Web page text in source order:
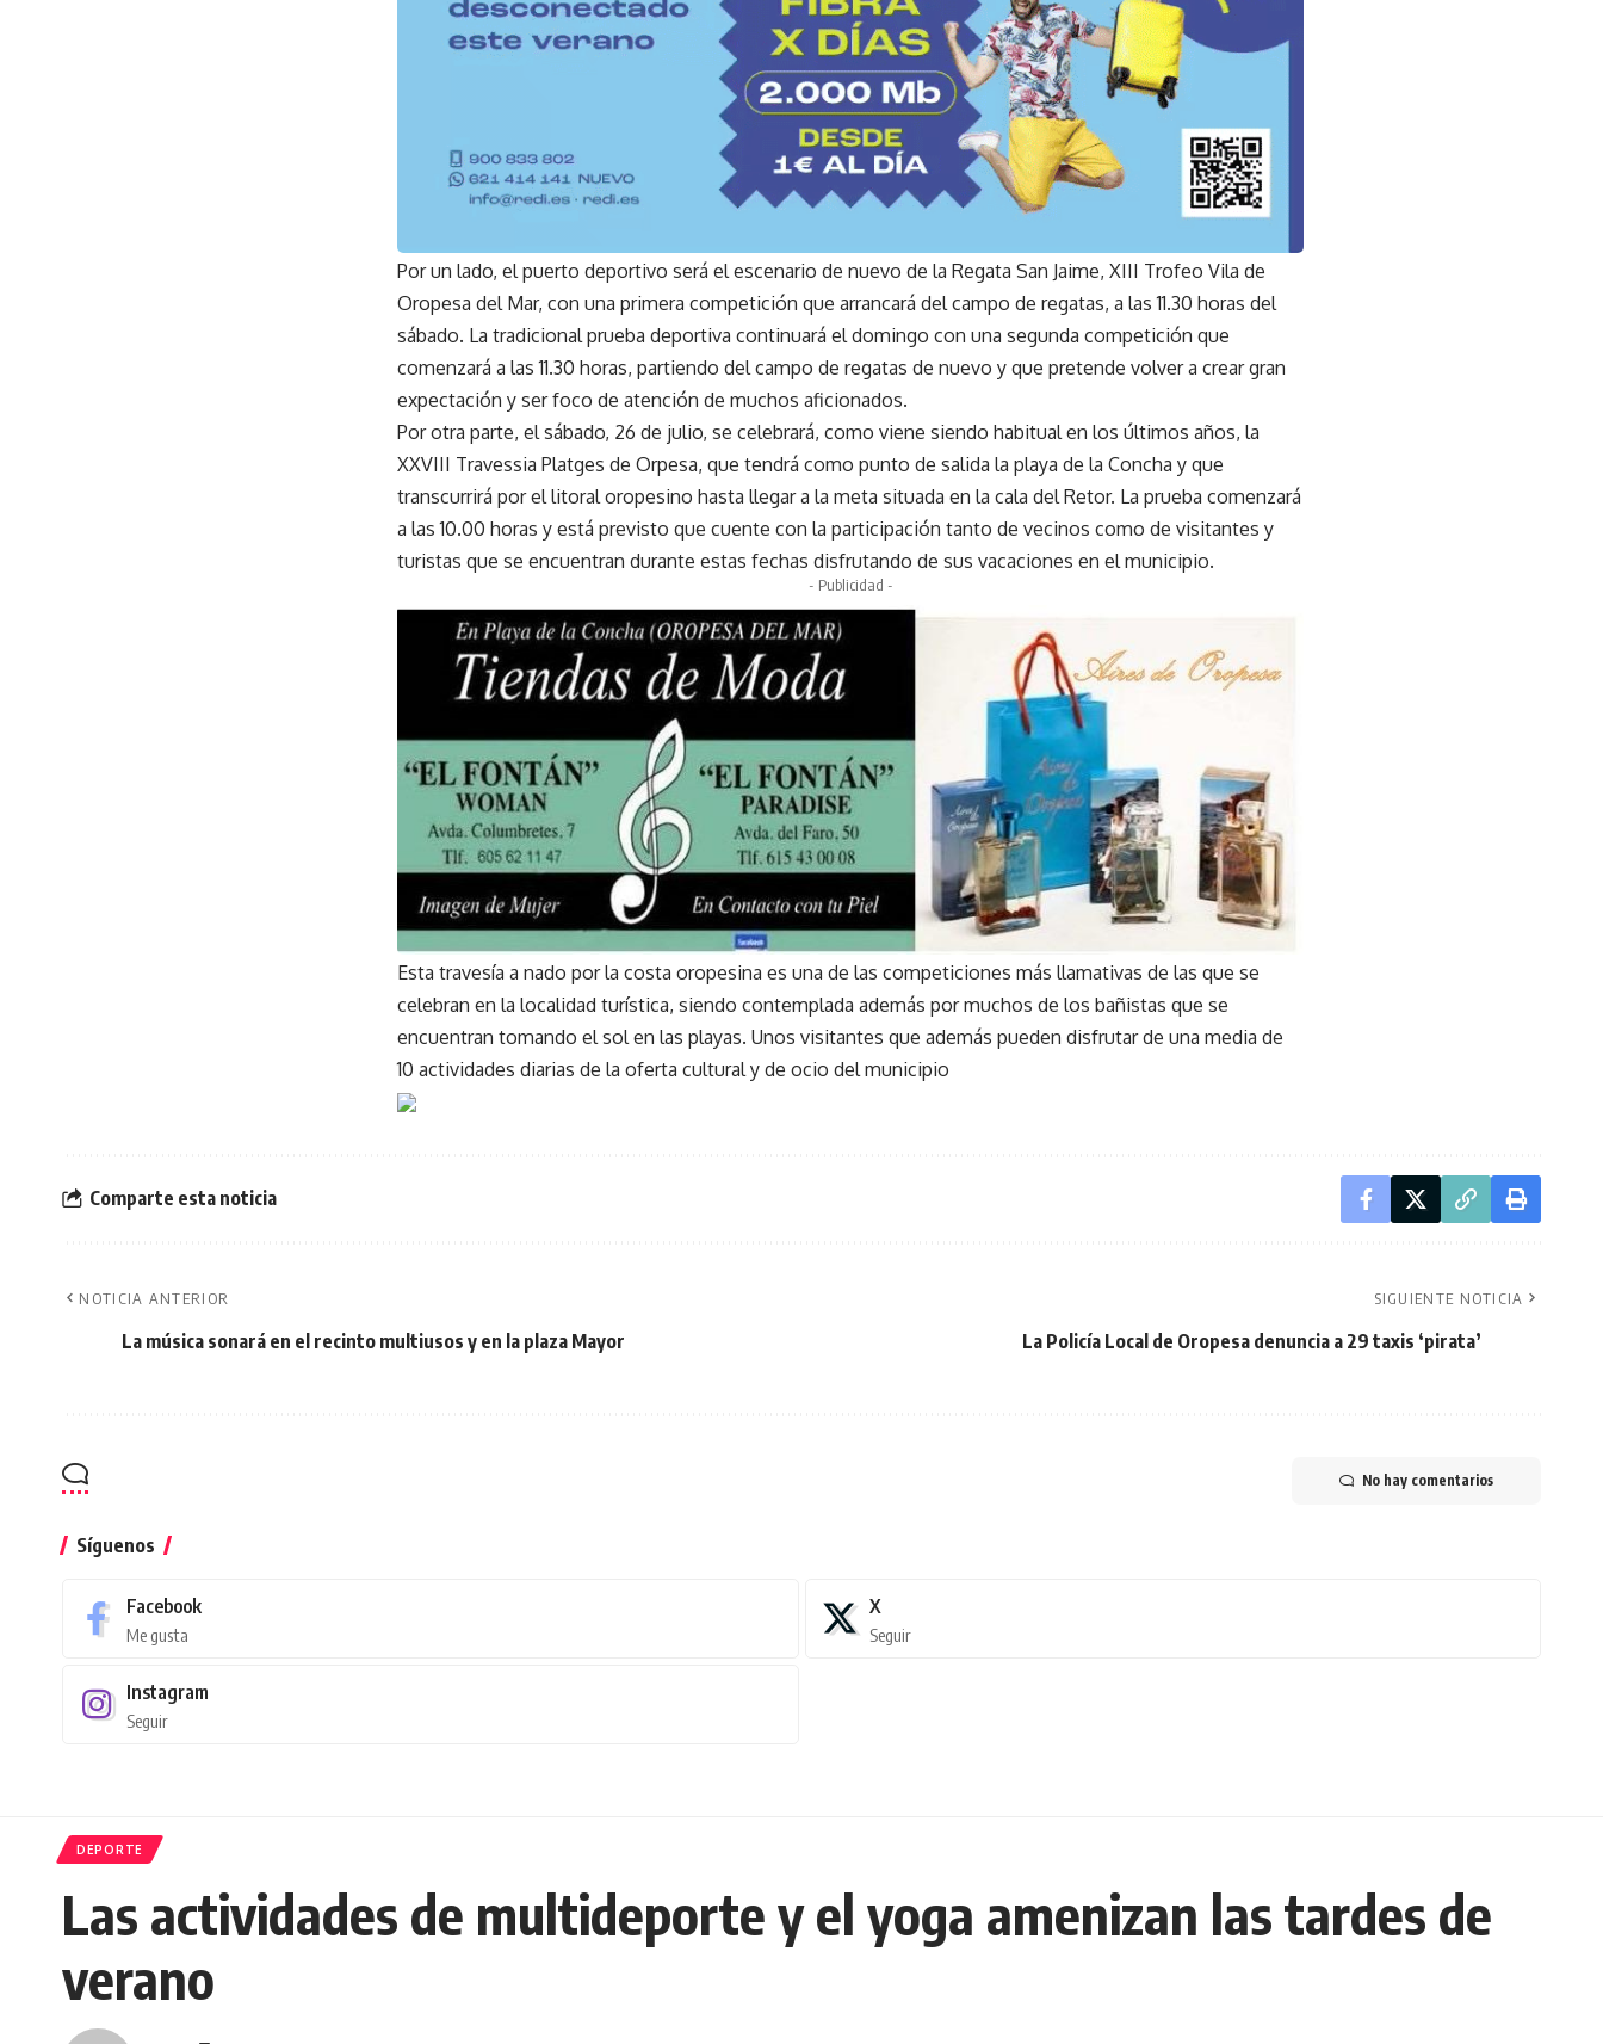
Por un lado, el puerto deportivo será el escenario de nuevo de la Regata San Jaime, XIII Trofeo Vila de
Oropesa del Mar, con una primera competición que arrancará del campo de regatas, a las 11.30 horas del
sábado. La tradicional prueba deportiva continuará el domingo con una segunda competición que
comenzará a las 11.30 horas, partiendo del campo de regatas de nuevo y que pretende volver a crear gran
expectación y ser foco de atención de muchos aficionados.
Por otra parte, el sábado, 26 de julio, se celebrará, como viene siendo habitual en los últimos años, la
XXVIII Travessia Platges de Orpesa, que tendrá como punto de salida la playa de la Concha y que
transcurrirá por el litoral oropesino hasta llegar a la meta situada en la cala del Retor. La prueba comenzará
a las 10.00 horas y está previsto que cuente con la participación tanto de vecinos como de visitantes y
turistas que se encuentran durante estas fechas disfrutando de sus vacaciones en el municipio.
- Publicidad -
Esta travesía a nado por la costa oropesina es una de las competiciones más llamativas de las que se
celebran en la localidad turística, siendo contemplada además por muchos de los bañistas que se
encuentran tomando el sol en las playas. Unos visitantes que además pueden disfrutar de una media de
10 actividades diarias de la oferta cultural y de ocio del municipio
Comparte esta noticia
NOTICIA ANTERIOR
La música sonará en el recinto multiusos y en la plaza Mayor
SIGUIENTE NOTICIA
La Policía Local de Oropesa denuncia a 29 taxis ‘pirata’
No hay comentarios
Síguenos
Facebook
Me gusta
X
Seguir
Instagram
Seguir
DEPORTE
Las actividades de multideporte y el yoga amenizan las tardes de
verano